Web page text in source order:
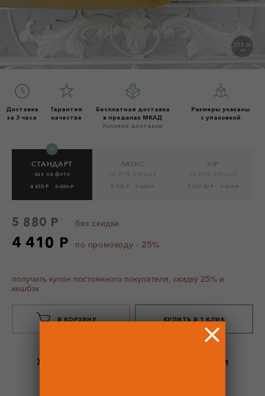
25 X 60
СМ
Доставка
за 3 часа
Гарантия
качества
Бесплатная доставка
в пределах МКАД
Условия доставки
Размеры указаны
с упаковкой
СТАНДАРТ
как на фото
4 410 Р 5 880 Р
ЛЮКС
5 730 Р 7 640 Р
VIP
7 057.50 Р 9 410 Р
5 880 Р без скидки
4 410 Р по промокоду - 25%
получить купон постоянного покупателя, скидку 25% и
кешбэк
В КОРЗИНУ КУПИТЬ В 1 КЛИК
Хотите сразу
и